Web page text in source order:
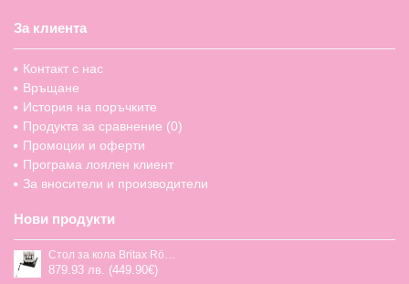
За клиента
Контакт с нас
Връщане
История на поръчките
Продукта за сравнение (0)
Промоции и оферти
Програма лоялен клиент
За вносители и производители
Нови продукти
Стол за кола Britax Römer Swivel-Grow Max Air, 40-125 см
879.93 лв. (449.90€)